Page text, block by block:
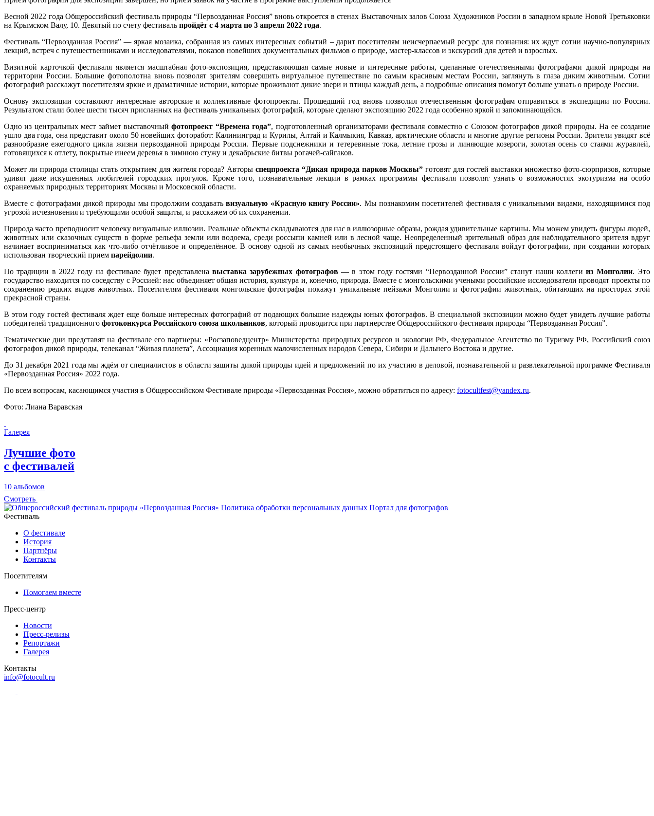
Весной 2022 года Общероссийский фестиваль природы “Первозданная Россия” вновь откроется в стенах Выставочных залов Союза Художников России в западном крыле Новой Третьяковки
на Крымском Валу, 10. Девятый по счету фестиваль пройдёт с 4 марта по 3 апреля 2022 года.
Фестиваль “Первозданная Россия” — яркая мозаика, собранная из самых интересных событий – дарит посетителям неисчерпаемый ресурс для познания: их ждут сотни научно-популярных
лекций, встреч с путешественниками и исследователями, показов новейших документальных фильмов о природе, мастер-классов и экскурсий для детей и взрослых.
Визитной карточкой фестиваля является масштабная фото-экспозиция, представляющая самые новые и интересные работы, сделанные отечественными фотографами дикой природы на
территории России. Большие фотополотна вновь позволят зрителям совершить виртуальное путешествие по самым красивым местам России, заглянуть в глаза диким животным. Сотни
фотографий расскажут посетителям яркие и драматичные истории, которые проживают дикие звери и птицы каждый день, а подробные описания помогут больше узнать о природе России.
Основу экспозиции составляют интересные авторские и коллективные фотопроекты. Прошедший год вновь позволил отечественным фотографам отправиться в экспедиции по России.
Результатом стали более шести тысяч присланных на фестиваль уникальных фотографий, которые сделают экспозицию 2022 года особенно яркой и запоминающейся.
Одно из центральных мест займет выставочныйфотопроект “Времена года”, подготовленный организаторами фестиваля совместно с Союзом фотографов дикой природы. На ее создание
ушло два года, она представит около 50 новейших фоторабот: Калининград и Курилы, Алтай и Калмыкия, Кавказ, арктические области и многие другие регионы России. Зрители увидят всё
разнообразие ежегодного цикла жизни первозданной природы России. Первые подснежники и тетеревиные тока, летние грозы и линяющие козероги, золотая осень со стаями журавлей,
готовящихся к отлету, покрытые инеем деревья в зимнюю стужу и декабрьские битвы рогачей-сайгаков.
Может ли природа столицы стать открытием для жителя города? Авторыспецпроекта “Дикая природа парков Москвы” готовят для гостей выставки множество фото-сюрпризов, которые
удивят даже искушенных любителей городских прогулок. Кроме того, познавательные лекции в рамках программы фестиваля позволят узнать о возможностях экотуризма на особо
охраняемых природных территориях Москвы и Московской области.
Вместе с фотографами дикой природы мы продолжим создаватьвизуальную «Красную книгу России». Мы познакомим посетителей фестиваля с уникальными видами, находящимися под
угрозой исчезновения и требующими особой защиты, и расскажем об их сохранении.
Природа часто преподносит человеку визуальные иллюзии. Реальные объекты складываются для нас в иллюзорные образы, рождая удивительные картины. Мы можем увидеть фигуры людей,
животных или сказочных существ в форме рельефа земли или водоема, среди россыпи камней или в лесной чаще. Неопределенный зрительный образ для наблюдательного зрителя вдруг
начинает восприниматься как что-либо отчётливое и определённое. В основу одной из самых необычных экспозиций предстоящего фестиваля войдут фотографии, при создании которых
использован творческий прием парейдолии.
По традиции в 2022 году на фестивале будет представлена выставка зарубежных фотографов— в этом году гостями “Первозданной России” станут наши коллегииз Монголии. Это
государство находится по соседству с Россией: нас объединяет общая история, культура и, конечно, природа. Вместе с монгольскими учеными российские исследователи проводят проекты по
сохранению редких видов животных. Посетителям фестиваля монгольские фотографы покажут уникальные пейзажи Монголии и фотографии животных, обитающих на просторах этой
прекрасной страны.
В этом году гостей фестиваля ждет еще больше интересных фотографий от подающих большие надежды юных фотографов. В специальной экспозиции можно будет увидеть лучшие работы
победителей традиционного фотоконкурса Российского союза школьников, который проводится при партнерстве Общероссийского фестиваля природы “Первозданная Россия”.
Тематические дни представят на фестивале его партнеры: «Росзаповедцентр» Министерства природных ресурсов и экологии РФ, Федеральное Агентство по Туризму РФ, Российский союз
фотографов дикой природы, телеканал “Живая планета”, Ассоциация коренных малочисленных народов Севера, Сибири и Дальнего Востока и другие.
До 31 декабря 2021 года мы ждём от специалистов в области защиты дикой природы идей и предложений по их участию в деловой, познавательной и развлекательной программе Фестиваля
«Первозданная Россия» 2022 года.
По всем вопросам, касающимся участия в Общероссийском Фестивале природы «Первозданная Россия», можно обратиться по адресу: fotocultfest@yandex.ru.
Фото: Лиана Варавская
Галерея
Лучшие фото
с фестивалей
10 альбомов
Смотреть
Политика обработки персональных данных Портал для фотографов
Фестиваль
О фестивале
История
Партнёры
Контакты
Посетителям
Помогаем вместе
Пресс-центр
Новости
Пресс-релизы
Репортажи
Галерея
Контакты
info@fotocult.ru